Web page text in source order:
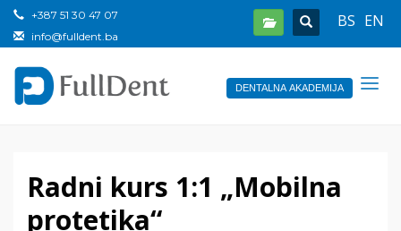
BS EN
+387 51 30 47 07
info@fulldent.ba
DENTALNA AKADEMIJA
Radni kurs 1:1 „Mobilna
protetika“